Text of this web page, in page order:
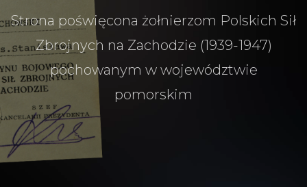
Strona poświęcona żołnierzom Polskich Sił
Zbrojnych na Zachodzie (1939-1947)
pochowanym w województwie
pomorskim